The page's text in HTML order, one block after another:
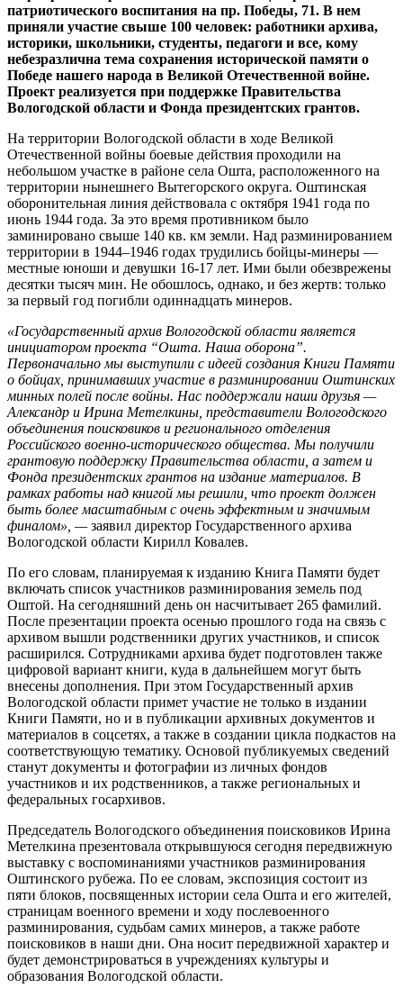
патриотического воспитания на пр. Победы, 71. В нем
приняли участие свыше 100 человек: работники архива,
историки, школьники, студенты, педагоги и все, кому
небезразлична тема сохранения исторической памяти о
Победе нашего народа в Великой Отечественной войне.
Проект реализуется при поддержке Правительства
Вологодской области и Фонда президентских грантов.
На территории Вологодской области в ходе Великой
Отечественной войны боевые действия проходили на
небольшом участке в районе села Ошта, расположенного на
территории нынешнего Вытегорского округа. Оштинская
оборонительная линия действовала с октября 1941 года по
июнь 1944 года. За это время противником было
заминировано свыше 140 кв. км земли. Над разминированием
территории в 1944–1946 годах трудились бойцы-минеры —
местные юноши и девушки 16-17 лет. Ими были обезврежены
десятки тысяч мин. Не обошлось, однако, и без жертв: только
за первый год погибли одиннадцать минеров.
«Государственный архив Вологодской области является
инициатором проекта “Ошта. Наша оборона”.
Первоначально мы выступили с идеей создания Книги Памяти
о бойцах, принимавших участие в разминировании Оштинских
минных полей после войны. Нас поддержали наши друзья —
Александр и Ирина Метелкины, представители Вологодского
объединения поисковиков и регионального отделения
Российского военно-исторического общества. Мы получили
грантовую поддержку Правительства области, а затем и
Фонда президентских грантов на издание материалов. В
рамках работы над книгой мы решили, что проект должен
быть более масштабным с очень эффектным и значимым
финалом», —заявил директор Государственного архива
Вологодской области Кирилл Ковалев.
По его словам, планируемая к изданию Книга Памяти будет
включать список участников разминирования земель под
Оштой. На сегодняшний день он насчитывает 265 фамилий.
После презентации проекта осенью прошлого года на связь с
архивом вышли родственники других участников, и список
расширился. Сотрудниками архива будет подготовлен также
цифровой вариант книги, куда в дальнейшем могут быть
внесены дополнения. При этом Государственный архив
Вологодской области примет участие не только в издании
Книги Памяти, но и в публикации архивных документов и
материалов в соцсетях, а также в создании цикла подкастов на
соответствующую тематику. Основой публикуемых сведений
станут документы и фотографии из личных фондов
участников и их родственников, а также региональных и
федеральных госархивов.
Председатель Вологодского объединения поисковиков Ирина
Метелкина презентовала открывшуюся сегодня передвижную
выставку с воспоминаниями участников разминирования
Оштинского рубежа. По ее словам, экспозиция состоит из
пяти блоков, посвященных истории села Ошта и его жителей,
страницам военного времени и ходу послевоенного
разминирования, судьбам самих минеров, а также работе
поисковиков в наши дни. Она носит передвижной характер и
будет демонстрироваться в учреждениях культуры и
образования Вологодской области.